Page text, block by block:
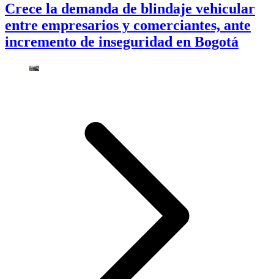
Crece la demanda de blindaje vehicular
entre empresarios y comerciantes, ante
incremento de inseguridad en Bogotá